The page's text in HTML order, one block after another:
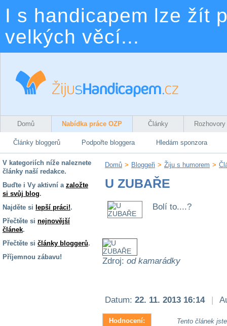
I s handicapem lze žít
velkých věcí...
Domů Nabídka práce OZP Články Rozhovory
Články bloggerů Podpořte bloggera Hledám sponzora
V kategoriích níže naleznete
články naší redakce.
Buďte i Vy aktivní a založte
si svůj blog.
Najděte si lepší práci!.
Přečtěte si nejnovější
článek.
Přečtěte si články bloggerů.
Příjemnou zábavu!
Domů > Bloggeři > Žiju s humorem >
U ZUBAŘE
Bolí to....?
Zdroj: od kamarádky
Datum: 22. 11. 2013 16:14 |
Hodnocení:
Tento článek